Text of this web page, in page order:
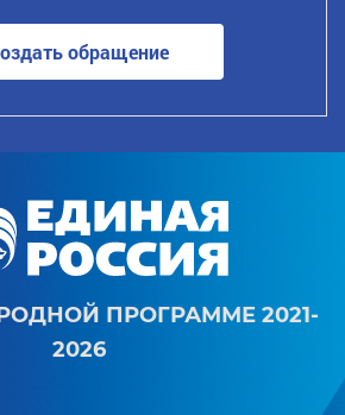
обращение
ПРОГРАММЕ 2021-
2026